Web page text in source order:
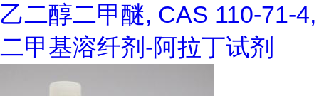
乙二醇二甲醚, CAS 110-71-4,
二甲基溶纤剂-阿拉丁试剂